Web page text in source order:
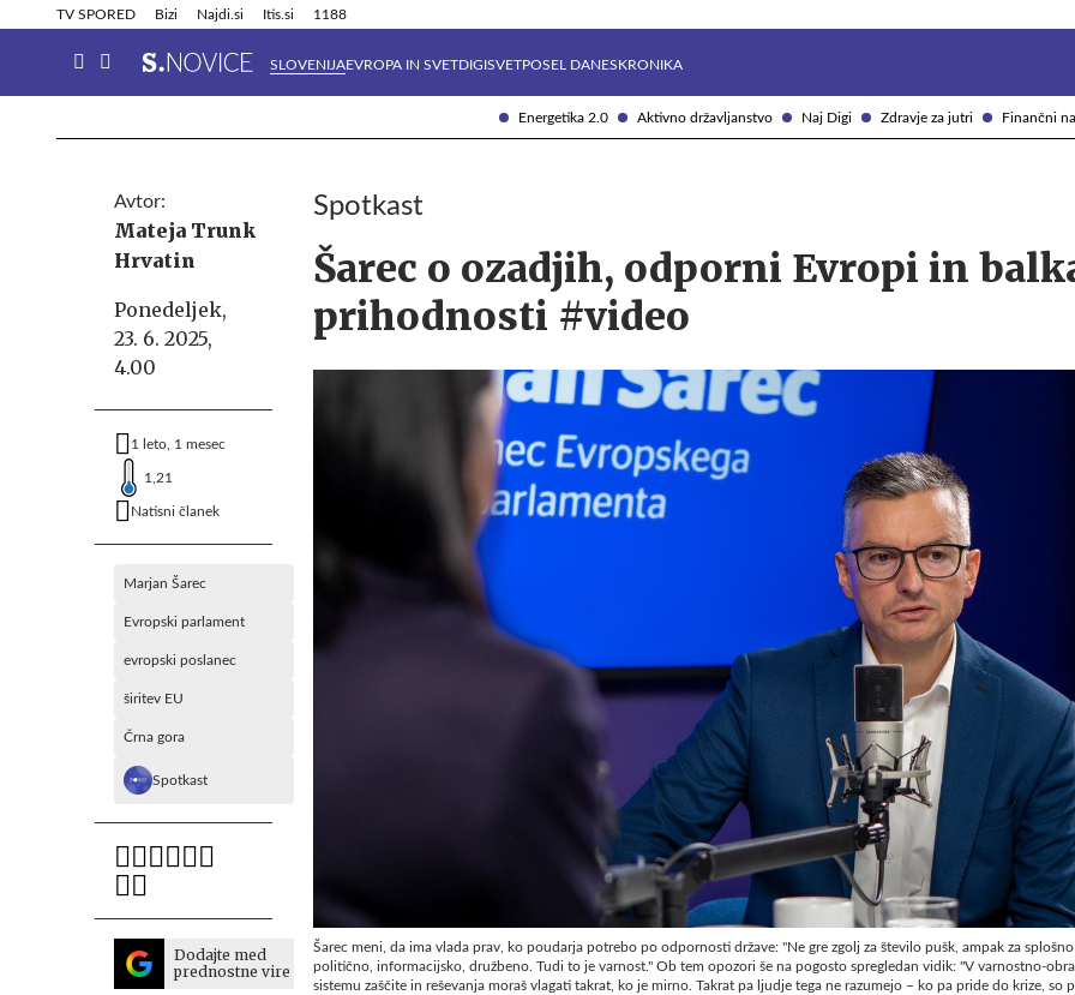
Energetika 2.0 Aktivno državljanstvo Naj Digi Zdravje za jutri Finančni
TV SPORED Bizi Najdi.si Itis.si 1188
SLOVENIJAEVROPA IN SVETDIGISVETPOSEL DANESKRONIKA
Info in obvestila Tehnik
Avtor:
Mateja Trunk
Hrvatin
Ponedeljek,
23. 6. 2025,
4.00
1 leto, 1 mesec
1,21
Natisni članek
Marjan Šarec
Evropski parlament
evropski poslanec
širitev EU
Črna gora
Spotkast
Dodajte med
prednostne vire
Spotkast
Šarec o ozadjih, odporni Evropi in
prihodnosti #video
Šarec meni, da ima vlada prav, ko poudarja potrebo po odpornosti države: "Ne gre zgolj za število pušk, ampak za
politično, informacijsko, družbeno. Tudi to je varnost." Ob tem opozori še na pogosto spregledan vidik: "V varnostno-
sistemu zaščite in reševanja moraš vlagati takrat, ko je mirno. Takrat pa ljudje tega ne razumejo – ko pa pride do krize, so